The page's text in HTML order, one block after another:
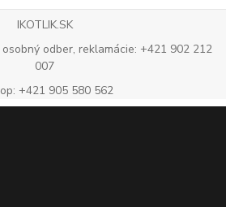
IKOTLIK.SK
odber, reklamácie: +421 902 212
007
+421 905 580 562